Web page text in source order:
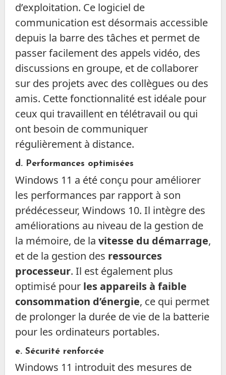
d’exploitation. Ce logiciel de
communication est désormais accessible
depuis la barre des tâches et permet de
passer facilement des appels vidéo, des
discussions en groupe, et de collaborer
sur des projets avec des collègues ou des
amis. Cette fonctionnalité est idéale pour
ceux qui travaillent en télétravail ou qui
ont besoin de communiquer
régulièrement à distance.
d. Performances optimisées
Windows 11 a été conçu pour améliorer
les performances par rapport à son
prédécesseur, Windows 10. Il intègre des
améliorations au niveau de la gestion de
la mémoire, de la vitesse du démarrage,
et de la gestion des ressources
processeur. Il est également plus
optimisé pour les appareils à faible
consommation d’énergie, ce qui permet
de prolonger la durée de vie de la batterie
pour les ordinateurs portables.
e. Sécurité renforcée
Windows 11 introduit des mesures de